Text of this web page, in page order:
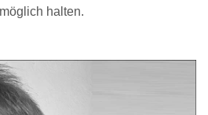
halten.